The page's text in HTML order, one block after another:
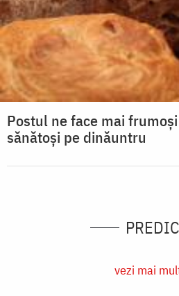
Postul ne face mai
sănătoși pe dinăuntru
vezi mai